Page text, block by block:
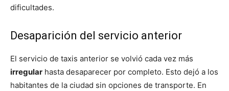
dificultades.
Desaparición del servicio anterior
El servicio de taxis anterior se volvió cada vez más
irregular hasta desaparecer por completo. Esto dejó a los
habitantes de la ciudad sin opciones de transporte. En